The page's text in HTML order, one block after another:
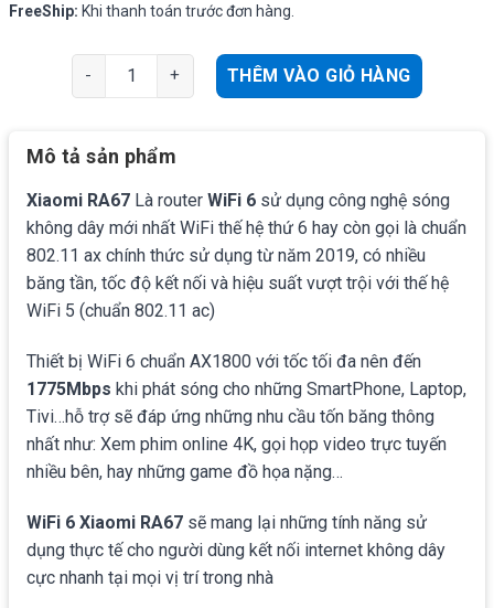
FreeShip: Khi thanh toán trước đơn hàng.
Xiaomi RA67 Router WiFi 6 tốc độ AX1800, 4anten, 3
THÊM VÀO GIỎ HÀNG
Mô tả sản phẩm
Xiaomi RA67 Là router WiFi 6 sử dụng công nghệ sóng
không dây mới nhất WiFi thế hệ thứ 6 hay còn gọi là chuẩn
802.11 ax chính thức sử dụng từ năm 2019, có nhiều
băng tần, tốc độ kết nối và hiệu suất vượt trội với thế hệ
WiFi 5 (chuẩn 802.11 ac)
Thiết bị WiFi 6 chuẩn AX1800 với tốc tối đa nên đến
1775Mbps khi phát sóng cho những SmartPhone, Laptop,
Tivi…hỗ trợ sẽ đáp ứng những nhu cầu tốn băng thông
nhất như: Xem phim online 4K, gọi họp video trực tuyến
nhiều bên, hay những game đồ họa nặng…
WiFi 6 Xiaomi RA67 sẽ mang lại những tính năng sử
dụng thực tế cho người dùng kết nối internet không dây
cực nhanh tại mọi vị trí trong nhà